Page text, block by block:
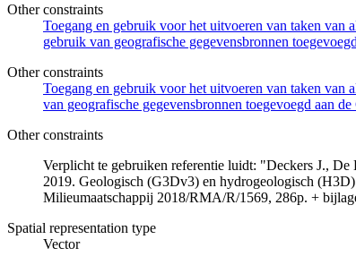
Other constraints
Toegang en gebruik voor het uitvoeren van taken van
gebruik van geografische gegevensbronnen
Other constraints
Toegang en gebruik voor het uitvoeren van taken van
van geografische gegevensbronnen toegevoegd aan
Other constraints
Verplicht te gebruiken referentie luidt: "Deckers J.,
2019. Geologisch (G3Dv3) en hydrogeologisch
Milieumaatschappij 2018/RMA/R/1569, 286p. +
Spatial representation type
Vector